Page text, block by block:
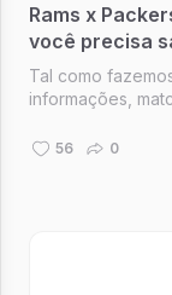
Rams x
você precisa
Tal como
informações,
escopo com o
56 0